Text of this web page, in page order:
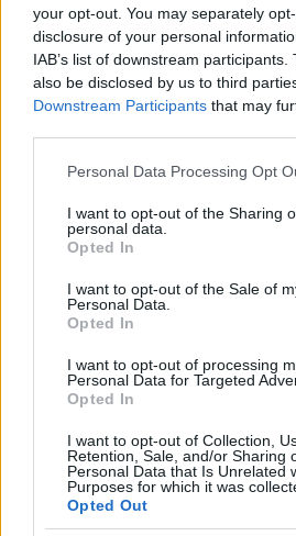
your opt-out. You may separately
disclosure of your personal
IAB’s list of downstream
also be disclosed by us to third
Downstream Participants that may
Please note that this website/app
not limited to your visit or usage
grant or deny consent to Google and
use your data for below specified
consent section.
Personal Data Processing Opt
I want to opt-out of the Sharing
personal data.
Opted In
I want to opt-out of the Sale of
Personal Data.
Opted In
I want to opt-out of processing
Personal Data for Targeted
Opted In
I want to opt-out of Collection,
Retention, Sale, and/or Sharing
Personal Data that Is Unrelated
Purposes for which it was
Opted Out
Danics Danics Dóra átlátszó
Fotó: / RTL Sajtóklub